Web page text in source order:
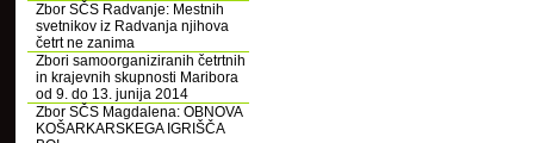
Zbor SČS Radvanje: Mestnih
svetnikov iz Radvanja njihova
četrt ne zanima
Zbori samoorganiziranih četrtnih
in krajevnih skupnosti Maribora
od 9. do 13. junija 2014
Zbor SČS Magdalena: OBNOVA
KOŠARKARSKEGA IGRIŠČA